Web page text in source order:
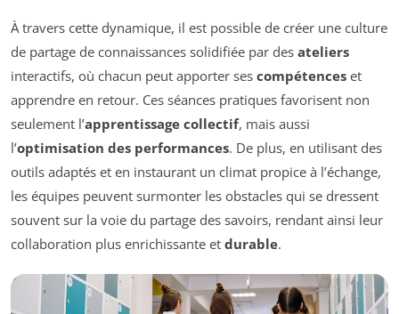
À travers cette dynamique, il est possible de créer une culture
de partage de connaissances solidifiée par des ateliers
interactifs, où chacun peut apporter ses compétences et
apprendre en retour. Ces séances pratiques favorisent non
seulement l’apprentissage collectif, mais aussi
l’optimisation des performances. De plus, en utilisant des
outils adaptés et en instaurant un climat propice à l’échange,
les équipes peuvent surmonter les obstacles qui se dressent
souvent sur la voie du partage des savoirs, rendant ainsi leur
collaboration plus enrichissante et durable.